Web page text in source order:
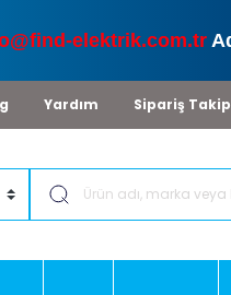
elektrik.com.tr
Yardım Sipariş Takip